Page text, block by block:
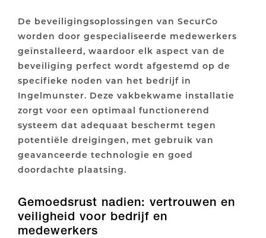
De beveiligingsoplossingen van SecurCo
worden door gespecialiseerde medewerkers
geïnstalleerd, waardoor elk aspect van de
beveiliging perfect wordt afgestemd op de
specifieke noden van het bedrijf in
Ingelmunster. Deze vakbekwame installatie
zorgt voor een optimaal functionerend
systeem dat adequaat beschermt tegen
potentiële dreigingen, met gebruik van
geavanceerde technologie en goed
doordachte plaatsing.
Gemoedsrust nadien: vertrouwen en
veiligheid voor bedrijf en
medewerkers